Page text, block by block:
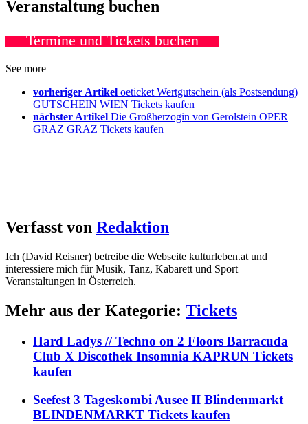
Veranstaltung buchen
Termine und Tickets buchen
See more
vorheriger Artikel oeticket Wertgutschein (als Postsendung)
GUTSCHEIN WIEN Tickets kaufen
nächster Artikel Die Großherzogin von Gerolstein OPER
GRAZ GRAZ Tickets kaufen
Verfasst von Redaktion
Ich (David Reisner) betreibe die Webseite kulturleben.at und
interessiere mich für Musik, Tanz, Kabarett und Sport
Veranstaltungen in Österreich.
Mehr aus der Kategorie: Tickets
Hard Ladys // Techno on 2 Floors Barracuda
Club X Discothek Insomnia KAPRUN Tickets
kaufen
Seefest 3 Tageskombi Ausee II Blindenmarkt
BLINDENMARKT Tickets kaufen